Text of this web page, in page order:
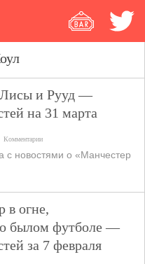
Лисы и Рууд —
на 31 марта
Комментарии
с новостями о «Манчестер
в огне,
былом футболе —
за 7 февраля